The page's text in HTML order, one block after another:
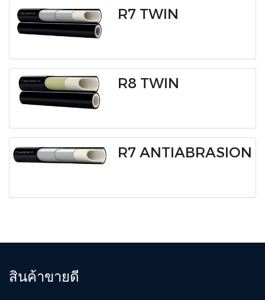
R7 TWIN
R8 TWIN
R7 ANTIABRASION
สินค้าขายดี